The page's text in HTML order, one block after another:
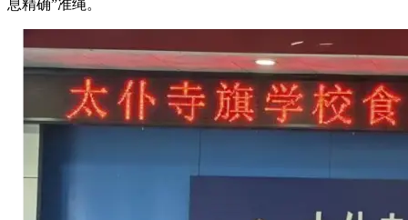
息精确”准绳。